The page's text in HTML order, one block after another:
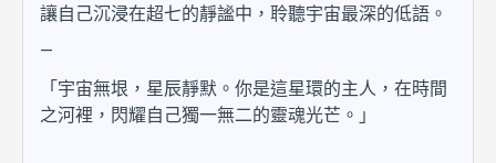
讓自己沉浸在超七的靜謐中，聆聽宇宙最深的低語。
—
「宇宙無垠，星辰靜默。你是這星環的主人，在時間
之河裡，閃耀自己獨一無二的靈魂光芒。」